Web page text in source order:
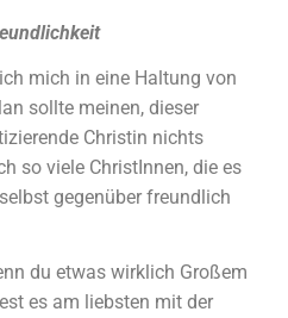
mich in eine Haltung von
sollte meinen, dieser
Christin nichts
so viele ChristInnen, die es
gegenüber freundlich
du etwas wirklich Großem
es am liebsten mit der